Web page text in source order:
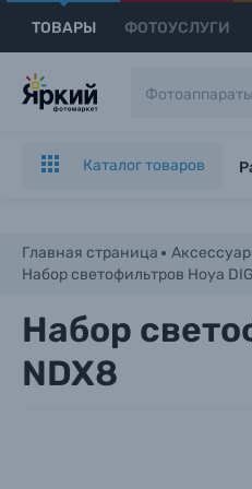
ТОВАРЫ ФОТОУСЛУГИ
Каталог товаров
Главная страница
Набор светофильтров Hoya
Набор
NDX8